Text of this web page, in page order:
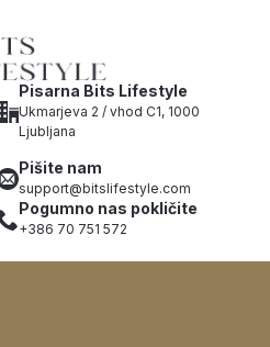
Pisarna Bits Lifestyle
Ukmarjeva 2 / vhod C1, 1000
Ljubljana
Pišite nam
support@bitslifestyle.com
Pogumno nas pokličite
+386 70 751 572